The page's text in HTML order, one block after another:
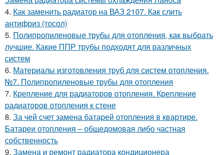
4. Как заменить радиатор на ВАЗ 2107. Как слить
антифриз (тосол)
5. Полипропиленовые трубы для отопления, как выбрать
лучшие. Какие ППР трубы подходят для различных
систем
6. Материалы изготовления труб для систем отопления.
№7. Полипропиленовые трубы для отопления
7. Крепление для радиаторов отопления. Крепление
радиаторов отопления к стене
8. За чей счет замена батарей отопления в квартире.
Батареи отопления – общедомовая либо частная
собственность
9. Замена и ремонт радиатора кондиционера